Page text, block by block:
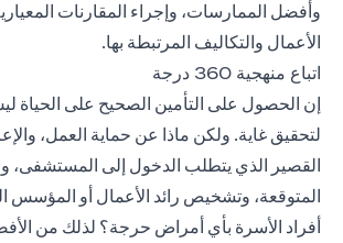
وأفضل الممارسات، وإجراء المقارنات
الأعمال والتكاليف المرتبطة بها.
اتباع منهجية 360 درجة
إن الحصول على التأمين الصحيح على
لتحقيق غاية. ولكن ماذا عن حماية العمل،
القصير الذي يتطلب الدخول إلى المستشفى،
المتوقعة، وتشخيص رائد الأعمال أو المؤسس
أفراد الأسرة بأي أمراض حرجة؟ لذلك من